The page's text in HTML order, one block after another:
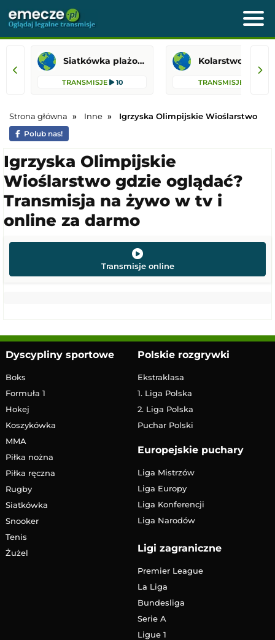
Siatkówka plażowa
TRANSMISJE 10
Kolarstwo
TRANSMISJE
Strona główna Inne Igrzyska Olimpijskie Wioślarstwo
Polub nas!
Igrzyska Olimpijskie
Wioślarstwo gdzie oglądać?
Transmisja na żywo w tv i
online za darmo
Transmisje online
Dyscypliny sportowe
Boks
Formuła 1
Hokej
Koszykówka
MMA
Piłka nożna
Piłka ręczna
Rugby
Siatkówka
Snooker
Tenis
Żużel
Polskie rozgrywki
Ekstraklasa
1. Liga Polska
2. Liga Polska
Puchar Polski
Europejskie puchary
Liga Mistrzów
Liga Europy
Liga Konferencji
Liga Narodów
Ligi zagraniczne
Premier League
La Liga
Bundesliga
Serie A
Ligue 1